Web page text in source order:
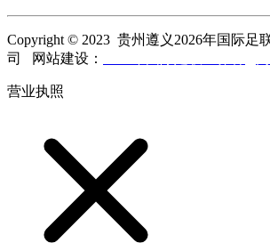
Copyright © 2023 贵州遵义2026年国际足
司 网站建设：
营业执照